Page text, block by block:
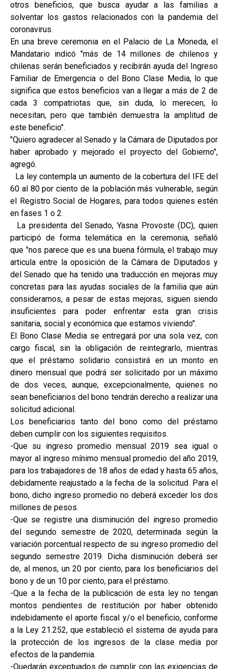
otros beneficios, que busca ayudar a las familias a
solventar los gastos relacionados con la pandemia del
coronavirus.
En una breve ceremonia en el Palacio de La Moneda, el
Mandatario indicó "más de 14 millones de chilenos y
chilenas serán beneficiados y recibirán ayuda del Ingreso
Familiar de Emergencia o del Bono Clase Media, lo que
significa que estos beneficios van a llegar a más de 2 de
cada 3 compatriotas que, sin duda, lo merecen, lo
necesitan, pero que también demuestra la amplitud de
este beneficio".
"Quiero agradecer al Senado y la Cámara de Diputados por
haber aprobado y mejorado el proyecto del Gobierno",
agregó.
La ley contempla un aumento de la cobertura del IFE del
60 al 80 por ciento de la población más vulnerable, según
el Registro Social de Hogares, para todos quienes estén
en fases 1 o 2.
La presidenta del Senado, Yasna Provoste (DC), quien
participó de forma telemática en la ceremonia, señaló
que "nos parece que es una buena fórmula, el trabajo muy
articula entre la oposición de la Cámara de Diputados y
del Senado que ha tenido una traducción en mejoras muy
concretas para las ayudas sociales de la familia que aún
consideramos, a pesar de estas mejoras, siguen siendo
insuficientes para poder enfrentar esta gran crisis
sanitaria, social y económica que estamos viviendo".
El Bono Clase Media se entregará por una sola vez, con
cargo fiscal, sin la obligación de reintegrarlo, mientras
que el préstamo solidario consistirá en un monto en
dinero mensual que podrá ser solicitado por un máximo
de dos veces, aunque, excepcionalmente, quienes no
sean beneficiarios del bono tendrán derecho a realizar una
solicitud adicional.
Los beneficiarios tanto del bono como del préstamo
deben cumplir con los siguientes requisitos.
-Que su ingreso promedio mensual 2019 sea igual o
mayor al ingreso mínimo mensual promedio del año 2019,
para los trabajadores de 18 años de edad y hasta 65 años,
debidamente reajustado a la fecha de la solicitud. Para el
bono, dicho ingreso promedio no deberá exceder los dos
millones de pesos.
-Que se registre una disminución del ingreso promedio
del segundo semestre de 2020, determinada según la
variación porcentual respecto de su ingreso promedio del
segundo semestre 2019. Dicha disminución deberá ser
de, al menos, un 20 por ciento, para los beneficiarios del
bono y de un 10 por ciento, para el préstamo.
-Que a la fecha de la publicación de esta ley no tengan
montos pendientes de restitución por haber obtenido
indebidamente el aporte fiscal y/o el beneficio, conforme
a la Ley 21.252, que estableció el sistema de ayuda para
la protección de los ingresos de la clase media por
efectos de la pandemia.
-Quedarán exceptuados de cumplir con las exigencias de